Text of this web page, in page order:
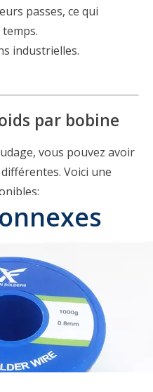
passes, ce qui
industrielles.
par bobine
vous pouvez avoir
Voici une
100gr
200gr
pour